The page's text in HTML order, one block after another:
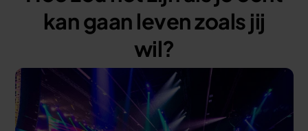
kan gaan leven zoals jij
wil?